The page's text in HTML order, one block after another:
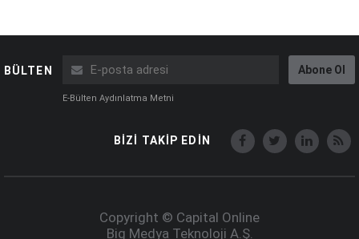
BÜLTEN Abone Ol
E-Bülten Aydınlatma Metni
BİZİ TAKİP EDİN
Copyright © Capital Online
Big Medya Teknoloji A.Ş.